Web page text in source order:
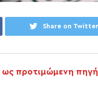
Share on Twitter
ως προτιμώμενη